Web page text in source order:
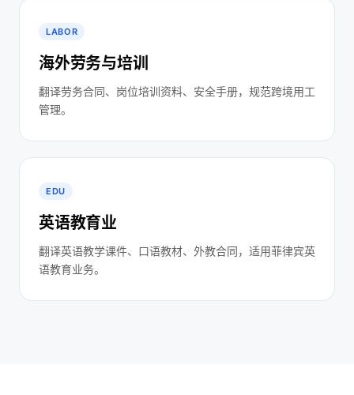
LABOR
海外劳务与培训
翻译劳务合同、岗位培训资料、安全手册，规范跨境用工
管理。
EDU
英语教育业
翻译英语教学课件、口语教材、外教合同，适用菲律宾英
语教育业务。